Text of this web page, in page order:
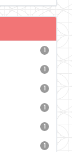
1
1
1
1
1
1